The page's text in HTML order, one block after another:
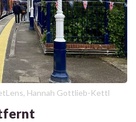
Hannah Gottlieb-Kettl